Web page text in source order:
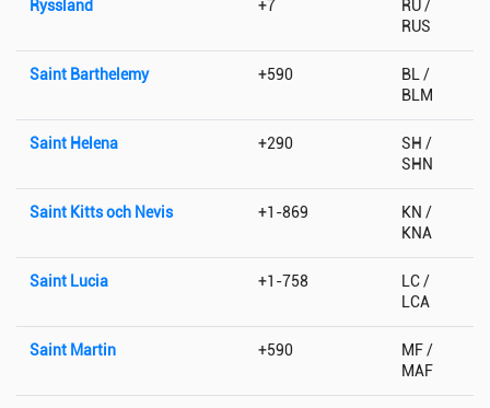
Ryssland +7
RU /
RUS
Saint Barthelemy +590
BL /
BLM
Saint Helena +290
SH /
SHN
Saint Kitts och Nevis +1-869
KN /
KNA
Saint Lucia +1-758
LC /
LCA
Saint Martin +590
MF /
MAF